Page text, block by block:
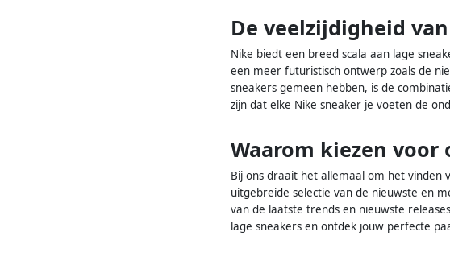
De veelzijdigheid van
Nike biedt een breed scala aan lage
een meer futuristisch ontwerp zoals de
sneakers gemeen hebben, is de
zijn dat elke Nike sneaker je voeten de
Waarom kiezen voor
Bij ons draait het allemaal om het vinden
uitgebreide selectie van de nieuwste en
van de laatste trends en nieuwste
lage sneakers en ontdek jouw perfecte